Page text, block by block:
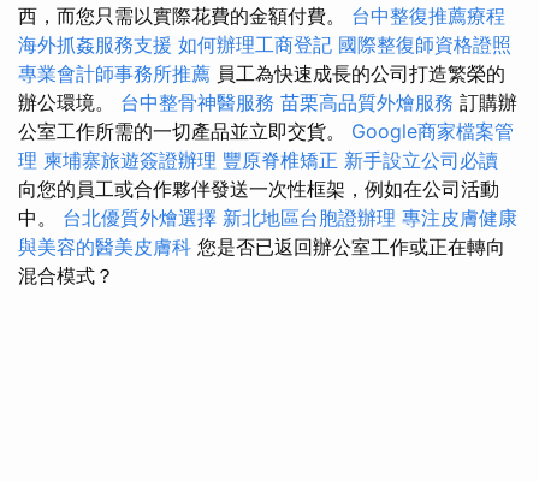
西，而您只需以實際花費的金額付費。 台中整復推薦療程
海外抓姦服務支援 如何辦理工商登記 國際整復師資格證照
專業會計師事務所推薦 員工為快速成長的公司打造繁榮的
辦公環境。 台中整骨神醫服務 苗栗高品質外燴服務 訂購辦
公室工作所需的一切產品並立即交貨。 Google商家檔案管
理 柬埔寨旅遊簽證辦理 豐原脊椎矯正 新手設立公司必讀
向您的員工或合作夥伴發送一次性框架，例如在公司活動
中。 台北優質外燴選擇 新北地區台胞證辦理 專注皮膚健康
與美容的醫美皮膚科 您是否已返回辦公室工作或正在轉向
混合模式？